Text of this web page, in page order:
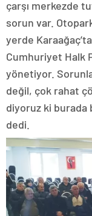
çarşı merkezde
sorun var.
yerde
Cumhuriyet Halk
yönetiyor.
değil, çok rahat
diyoruz ki burada
dedi.